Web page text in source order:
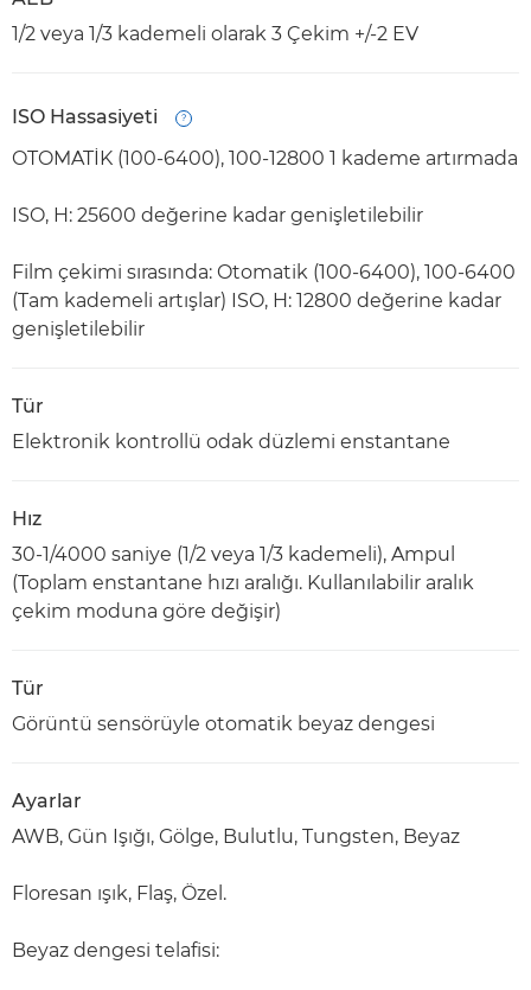
1/2 veya 1/3 kademeli olarak 3 Çekim +/-2 EV
ISO Hassasiyeti
Open
OTOMATİK (100-6400), 100-12800 1 kademe artırmada
ISO, H: 25600 değerine kadar genişletilebilir
Film çekimi sırasında: Otomatik (100-6400), 100-6400
(Tam kademeli artışlar) ISO, H: 12800 değerine kadar
genişletilebilir
Tür
Elektronik kontrollü odak düzlemi enstantane
Hız
30-1/4000 saniye (1/2 veya 1/3 kademeli), Ampul
(Toplam enstantane hızı aralığı. Kullanılabilir aralık
çekim moduna göre değişir)
Tür
Görüntü sensörüyle otomatik beyaz dengesi
Ayarlar
AWB, Gün Işığı, Gölge, Bulutlu, Tungsten, Beyaz
Floresan ışık, Flaş, Özel.
Beyaz dengesi telafisi: